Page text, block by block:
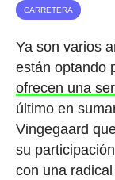
CARRETERA
Ya son varios
están optando
ofrecen una
último en
Vingegaard
su
con una